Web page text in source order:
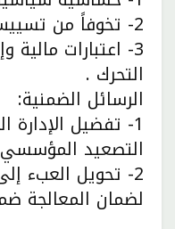
2- تخوفاً من تسييس المنظمة .
3- اعتبارات
التحرك .
الرسائل الضمنية:
1- تفضيل الإدارة
التصعيد
2- تحويل العبء
لضمان المعالجة